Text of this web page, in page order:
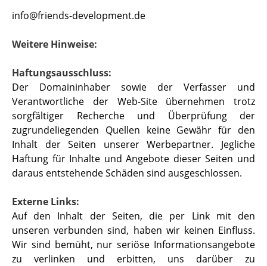
info@friends-development.de
Weitere Hinweise:
Haftungsausschluss:
Der Domaininhaber sowie der Verfasser und
Verantwortliche der Web-Site übernehmen trotz
sorgfältiger Recherche und Überprüfung der
zugrundeliegenden Quellen keine Gewähr für den
Inhalt der Seiten unserer Werbepartner. Jegliche
Haftung für Inhalte und Angebote dieser Seiten und
daraus entstehende Schäden sind ausgeschlossen.
Externe Links:
Auf den Inhalt der Seiten, die per Link mit den
unseren verbunden sind, haben wir keinen Einfluss.
Wir sind bemüht, nur seriöse Informationsangebote
zu verlinken und erbitten, uns darüber zu